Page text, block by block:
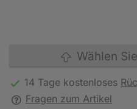
Wählen
14 Tage kostenloses
Fragen zum Artikel